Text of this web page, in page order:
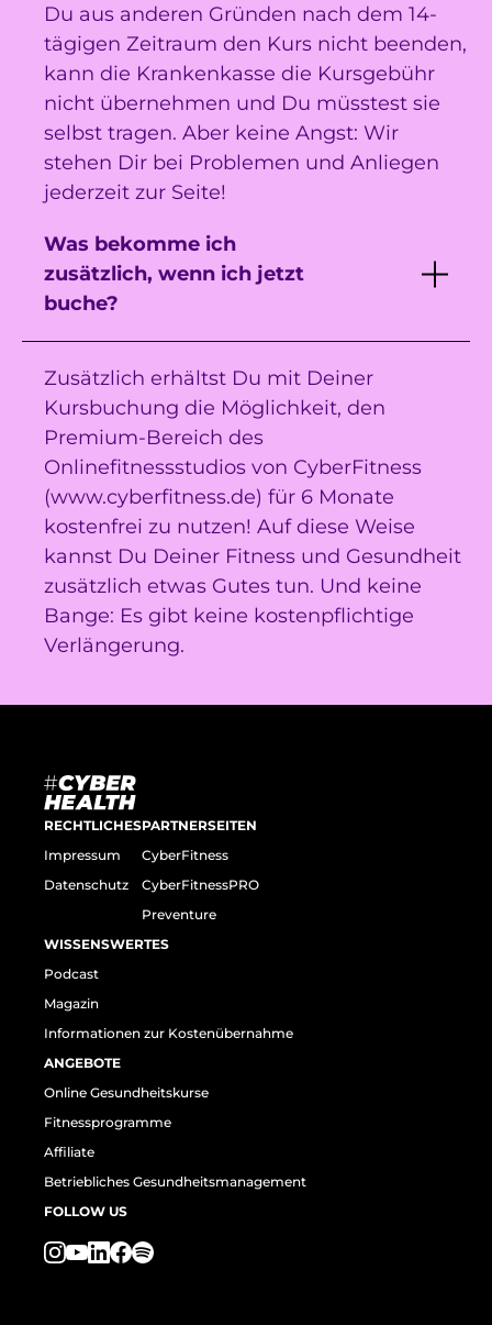
Du aus anderen Gründen nach dem 14-
tägigen Zeitraum den Kurs nicht beenden,
kann die Krankenkasse die Kursgebühr
nicht übernehmen und Du müsstest sie
selbst tragen. Aber keine Angst: Wir
stehen Dir bei Problemen und Anliegen
jederzeit zur Seite!
Was bekomme ich
zusätzlich, wenn ich jetzt
buche?
Zusätzlich erhältst Du mit Deiner
Kursbuchung die Möglichkeit, den
Premium-Bereich des
Onlinefitnessstudios von CyberFitness
(www.cyberfitness.de) für 6 Monate
kostenfrei zu nutzen! Auf diese Weise
kannst Du Deiner Fitness und Gesundheit
zusätzlich etwas Gutes tun. Und keine
Bange: Es gibt keine kostenpflichtige
Verlängerung.
RECHTLICHES
Impressum
Datenschutz
PARTNERSEITEN
CyberFitness
CyberFitnessPRO
Preventure
WISSENSWERTES
Podcast
Magazin
Informationen zur Kostenübernahme
ANGEBOTE
Online Gesundheitskurse
Fitnessprogramme
Affiliate
Betriebliches Gesundheitsmanagement
FOLLOW US